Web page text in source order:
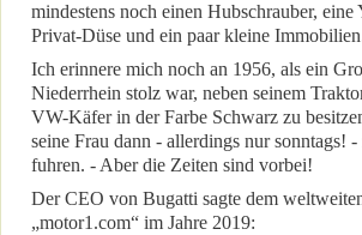
mindestens noch einen Hubschrauber, eine
Privat-Düse und ein paar kleine
Ich erinnere mich noch an 1956, als ein
Niederrhein stolz war, neben seinem
VW-Käfer in der Farbe Schwarz zu
seine Frau dann - allerdings nur sonntags!
fuhren. - Aber die Zeiten sind vorbei!
Der CEO von Bugatti sagte dem
„motor1.com“ im Jahre 2019: